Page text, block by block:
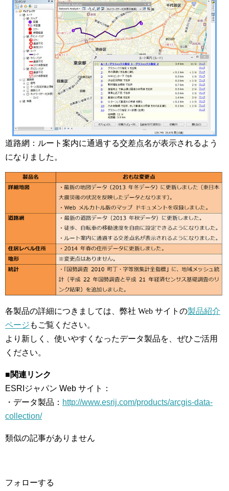
道路網：ルート案内に通過する交差点名が表示されるよう
になりました。
各製品の詳細につきましては、弊社 Web サイトの製品紹介
ページ もご覧ください。
より新しく、使いやすくなったデータ製品を、ぜひご活用
ください。
■関連リンク
ESRIジャパン Web サイト：
・データ製品： http://www.esrij.com/products/arcgis-data-
collection/
類似の記事がありません
フォローする